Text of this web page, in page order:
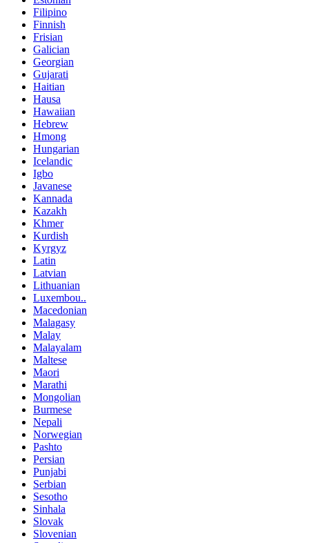
Filipino
Finnish
Frisian
Galician
Georgian
Gujarati
Haitian
Hausa
Hawaiian
Hebrew
Hmong
Hungarian
Icelandic
Igbo
Javanese
Kannada
Kazakh
Khmer
Kurdish
Kyrgyz
Latin
Latvian
Lithuanian
Luxembou..
Macedonian
Malagasy
Malay
Malayalam
Maltese
Maori
Marathi
Mongolian
Burmese
Nepali
Norwegian
Pashto
Persian
Punjabi
Serbian
Sesotho
Sinhala
Slovak
Slovenian